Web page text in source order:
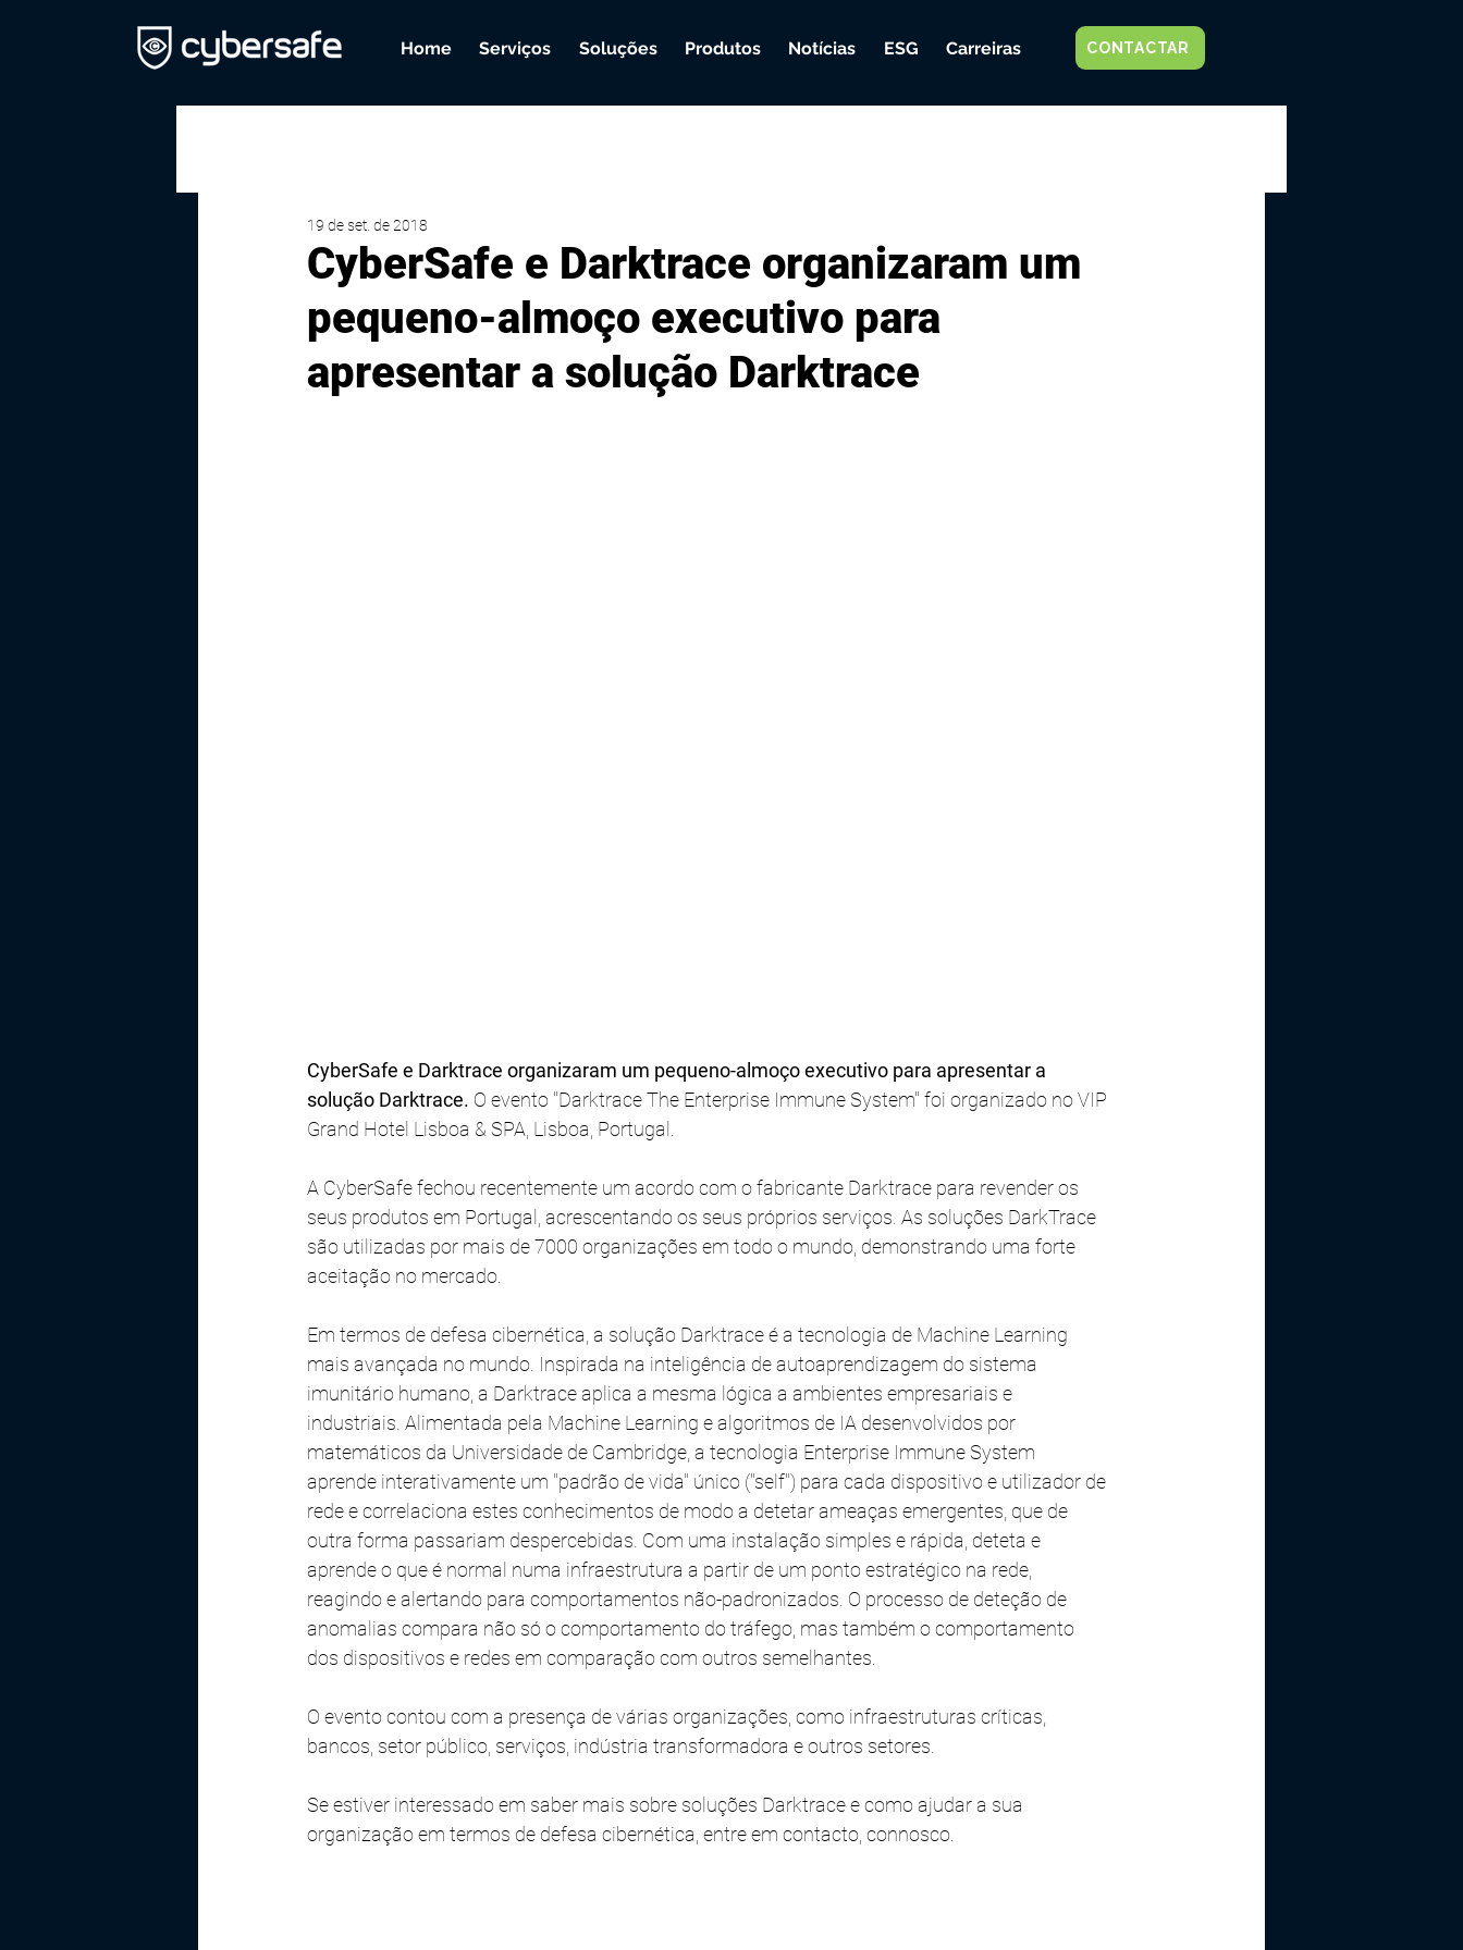
Home Serviços Soluções Produtos Notícias ESG Carreiras CONTACTAR
CyberSafe e Darktrace organizaram um
pequeno-almoço executivo para
apresentar a solução Darktrace
19 de set. de 2018
CyberSafe e Darktrace organizaram um pequeno-almoço executivo para apresentar a
solução Darktrace. O evento "Darktrace The Enterprise Immune System" foi organizado no VIP
Grand Hotel Lisboa & SPA, Lisboa, Portugal.
A CyberSafe fechou recentemente um acordo com o fabricante Darktrace para revender os
seus produtos em Portugal, acrescentando os seus próprios serviços. As soluções DarkTrace
são utilizadas por mais de 7000 organizações em todo o mundo, demonstrando uma forte
aceitação no mercado.
Em termos de defesa cibernética, a solução Darktrace é a tecnologia de Machine Learning
mais avançada no mundo. Inspirada na inteligência de autoaprendizagem do sistema
imunitário humano, a Darktrace aplica a mesma lógica a ambientes empresariais e
industriais. Alimentada pela Machine Learning e algoritmos de IA desenvolvidos por
matemáticos da Universidade de Cambridge, a tecnologia Enterprise Immune System
aprende interativamente um "padrão de vida" único ("self") para cada dispositivo e utilizador de
rede e correlaciona estes conhecimentos de modo a detetar ameaças emergentes, que de
outra forma passariam despercebidas. Com uma instalação simples e rápida, deteta e
aprende o que é normal numa infraestrutura a partir de um ponto estratégico na rede,
reagindo e alertando para comportamentos não-padronizados. O processo de deteção de
anomalias compara não só o comportamento do tráfego, mas também o comportamento
dos dispositivos e redes em comparação com outros semelhantes.
O evento contou com a presença de várias organizações, como infraestruturas críticas,
bancos, setor público, serviços, indústria transformadora e outros setores.
Se estiver interessado em saber mais sobre soluções Darktrace e como ajudar a sua
organização em termos de defesa cibernética, entre em contacto, connosco.